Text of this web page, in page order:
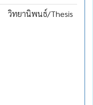
วิทยานิพนธ์/Thesis